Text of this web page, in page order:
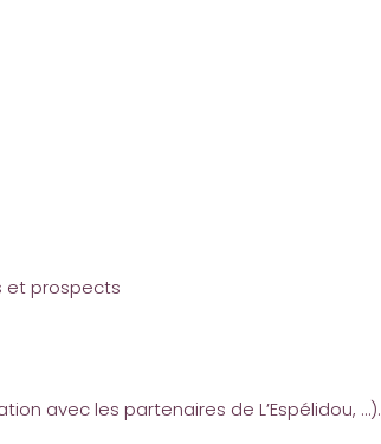
et prospects
avec les partenaires de L’Espélidou, …).